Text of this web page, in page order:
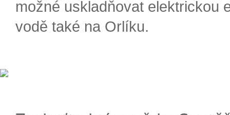
možné uskladňovat elektrickou
vodě také na Orlíku.